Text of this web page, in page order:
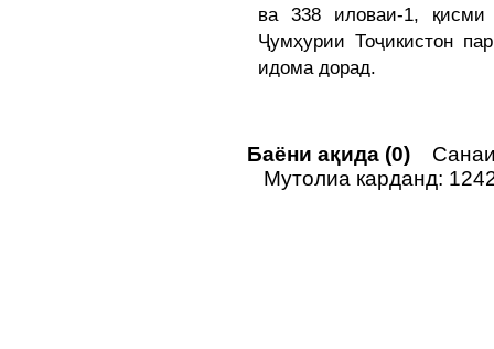
ва 338 иловаи-1,
Ҷумҳурии Тоҷикистон
идома дорад.
Баёни ақида (0)
Мутолиа карданд: